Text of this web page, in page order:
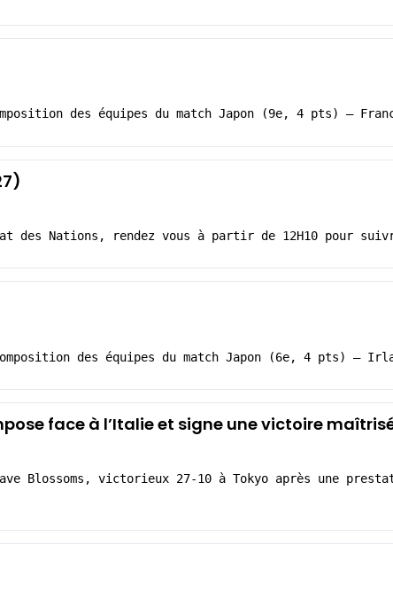
des équipes du match Japon (9e, 4 pts) –
des Nations, rendez vous à partir de 12H10 pour
des équipes du match Japon (6e, 4 pts) –
face à l’Italie et signe une victoire
Blossoms, victorieux 27-10 à Tokyo après une